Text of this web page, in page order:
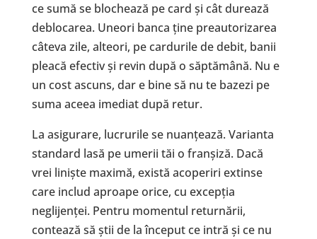
ce sumă se blochează pe card și cât durează
deblocarea. Uneori banca ține preautorizarea
câteva zile, alteori, pe cardurile de debit, banii
pleacă efectiv și revin după o săptămână. Nu e
un cost ascuns, dar e bine să nu te bazezi pe
suma aceea imediat după retur.
La asigurare, lucrurile se nuanțează. Varianta
standard lasă pe umerii tăi o franșiză. Dacă
vrei liniște maximă, există acoperiri extinse
care includ aproape orice, cu excepția
neglijenței. Pentru momentul returnării,
contează să știi de la început ce intră și ce nu